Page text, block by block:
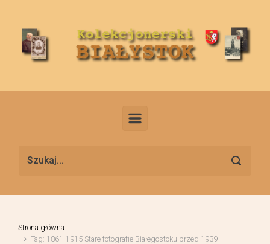
Strona główna
Tag: 1861-1915 Stare fotografie Białegostoku przed 1939